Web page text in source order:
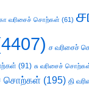
வரிசைச் சொற்கள் (61)
ச வரிசைச்
(91) சு வரிசைச்
சொற்கள் (195) தி